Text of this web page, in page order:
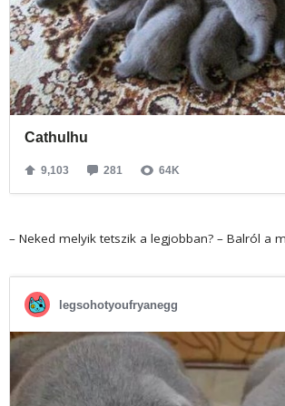
– Neked melyik tetszik a legjobban? – Balról a